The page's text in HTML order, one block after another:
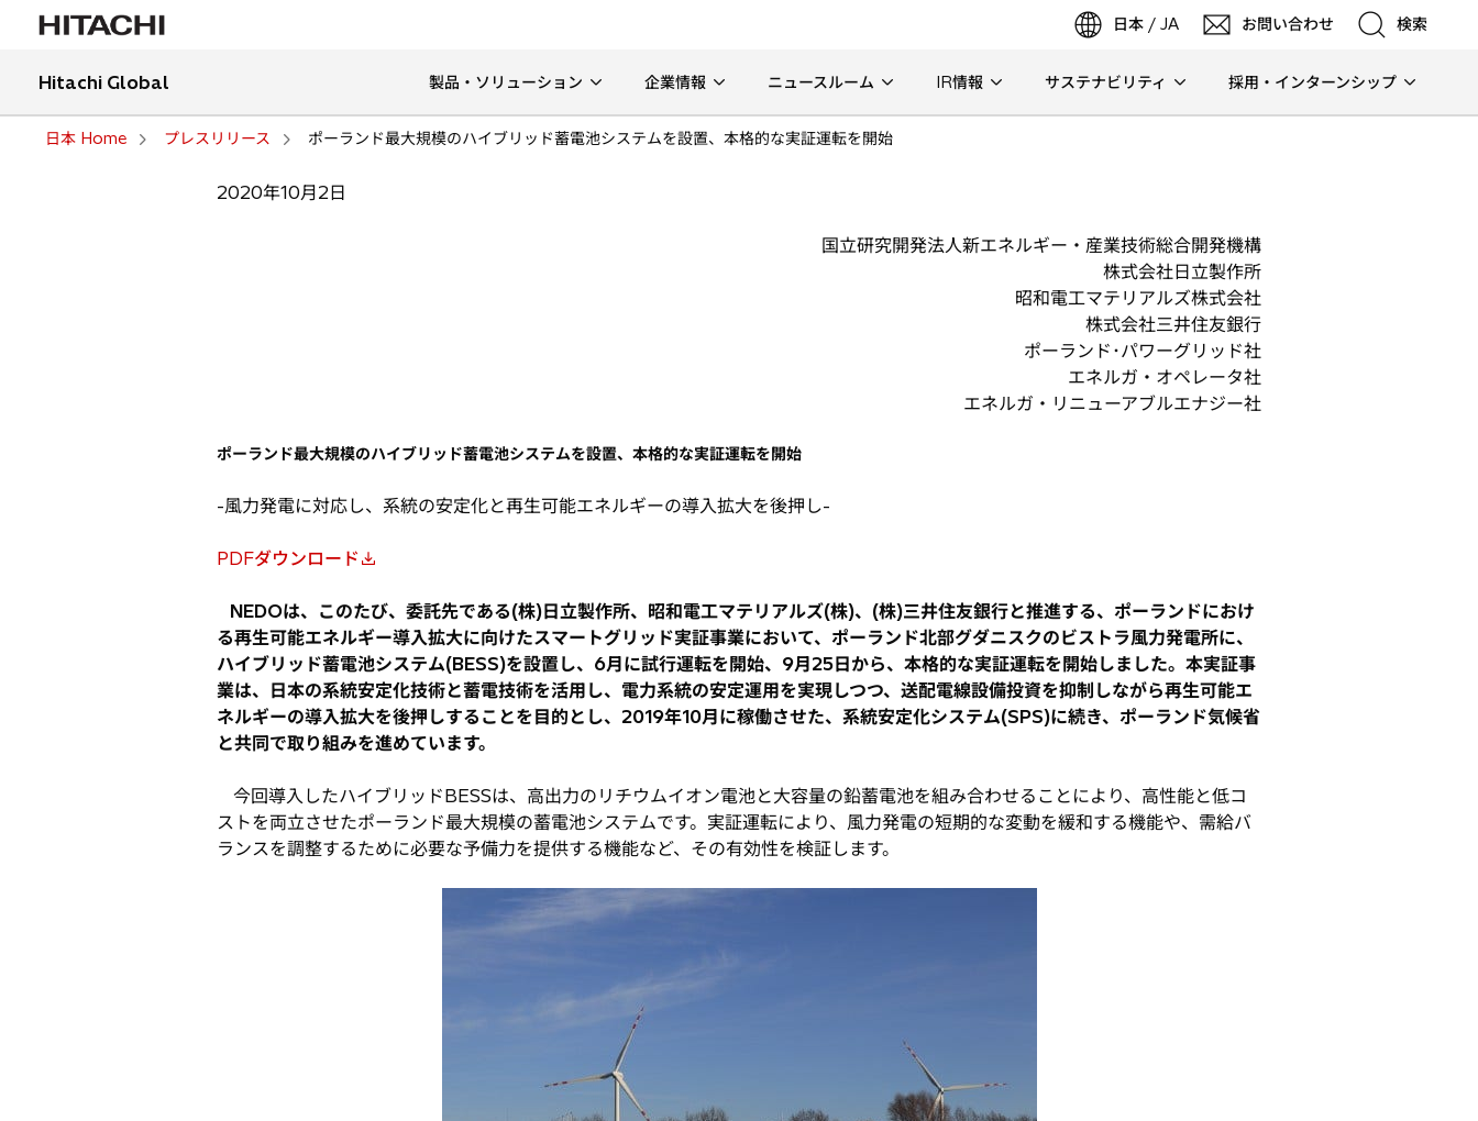
日本 / JA お問い合わせ 検索
検索
Hitachi Global 製品・ソリューション 企業情報 ニュースルーム IR情報 サステナビリティ 採用・インターンシップ
日本 Home プレスリリース ポーランド最大規模のハイブリッド蓄電池システムを設置、本格的な実証運転を開始
2020年10月2日
国立研究開発法人新エネルギー・産業技術総合開発機構
株式会社日立製作所
昭和電工マテリアルズ株式会社
株式会社三井住友銀行
ポーランド･パワーグリッド社
エネルガ・オペレータ社
エネルガ・リニューアブルエナジー社
ポーランド最大規模のハイブリッド蓄電池システムを設置、本格的な実証運転を開始
-風力発電に対応し、系統の安定化と再生可能エネルギーの導入拡大を後押し-
PDFダウンロード
新
い
タ
ブ
で
開
く
NEDOは、このたび、委託先である(株)日立製作所、昭和電工マテリアルズ(株)、(株)三井住友銀行と推進する、ポーランドにおけ
る再生可能エネルギー導入拡大に向けたスマートグリッド実証事業において、ポーランド北部グダニスクのビストラ風力発電所に、
ハイブリッド蓄電池システム(BESS)を設置し、6月に試行運転を開始、9月25日から、本格的な実証運転を開始しました。本実証事
業は、日本の系統安定化技術と蓄電技術を活用し、電力系統の安定運用を実現しつつ、送配電線設備投資を抑制しながら再生可能エ
ネルギーの導入拡大を後押しすることを目的とし、2019年10月に稼働させた、系統安定化システム(SPS)に続き、ポーランド気候省
と共同で取り組みを進めています。
今回導入したハイブリッドBESSは、高出力のリチウムイオン電池と大容量の鉛蓄電池を組み合わせることにより、高性能と低コ
ストを両立させたポーランド最大規模の蓄電池システムです。実証運転により、風力発電の短期的な変動を緩和する機能や、需給バ
ランスを調整するために必要な予備力を提供する機能など、その有効性を検証します。